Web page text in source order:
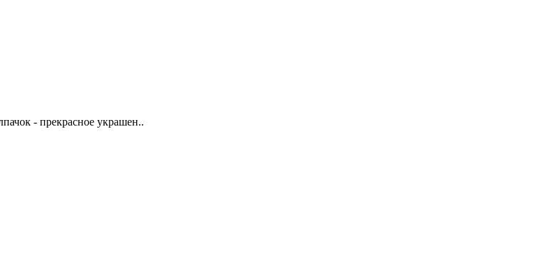
- прекрасное украшен..